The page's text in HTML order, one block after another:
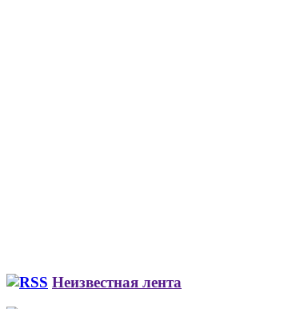
Неизвестная лента